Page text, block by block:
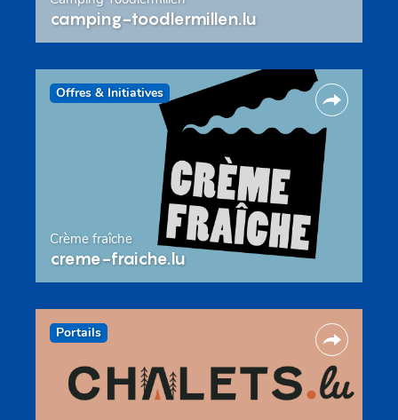
camping-toodlermillen.lu
Offres & Initiatives
Crème fraîche
creme-fraiche.lu
Portails